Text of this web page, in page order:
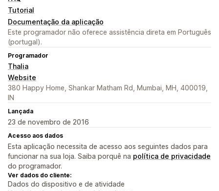
Tutorial
Documentação da aplicação
Este programador não oferece assistência direta em Português
(portugal).
Programador
Thalia
Website
380 Happy Home, Shankar Matham Rd, Mumbai, MH, 400019,
IN
Lançada
23 de novembro de 2016
Acesso aos dados
Esta aplicação necessita de acesso aos seguintes dados para
funcionar na sua loja. Saiba porquê na política de privacidade
do programador.
Ver dados do cliente:
Dados do dispositivo e de atividade